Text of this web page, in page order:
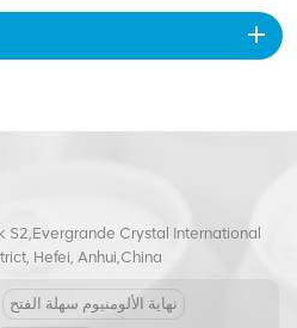
S2,Evergrande Crystal International
Hefei, Anhui,China
نهاية الألومنيوم سهلة الفتح